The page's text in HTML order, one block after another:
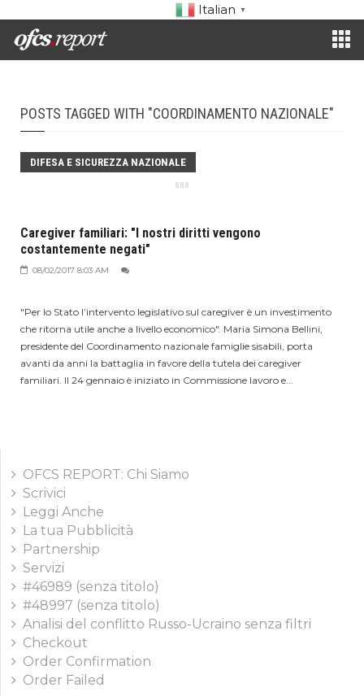
Italian ▼
POSTS TAGGED WITH "COORDINAMENTO NAZIONALE"
DIFESA E SICUREZZA NAZIONALE
Caregiver familiari: "I nostri diritti vengono
costantemente negati"
08/02/2017 8:03 AM
"Per lo Stato l’intervento legislativo sul caregiver è un investimento
che ritorna utile anche a livello economico". Maria Simona Bellini,
presidente del Coordinamento nazionale famiglie sisabili, porta
avanti da anni la battaglia in favore della tutela dei caregiver
familiari. Il 24 gennaio è iniziato in Commissione lavoro e...
OFCS REPORT: Chi Siamo
Scrivici
Leggi Anche
La tua Pubblicità
Partnership
Servizi
#46989 (senza titolo)
#48997 (senza titolo)
Analisi del conflitto Russo-Ucraino senza filtri
Checkout
Order Confirmation
Order Failed